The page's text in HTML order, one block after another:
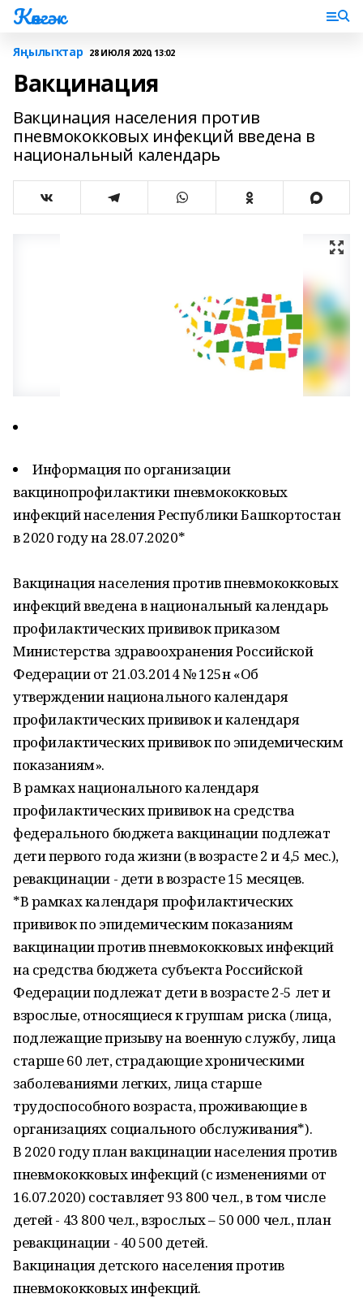
Көнгәк
Яңылыҡтар 28 ИЮЛЯ 2020, 13:02
Вакцинация
Вакцинация населения против
пневмококковых инфекций введена в
национальный календарь
Информация по организации
вакцинопрофилактики пневмококковых
инфекций населения Республики Башкортостан
в 2020 году на 28.07.2020*
Вакцинация населения против пневмококковых
инфекций введена в национальный календарь
профилактических прививок приказом
Министерства здравоохранения Российской
Федерации от 21.03.2014 № 125н «Об
утверждении национального календаря
профилактических прививок и календаря
профилактических прививок по эпидемическим
показаниям».
В рамках национального календаря
профилактических прививок на средства
федерального бюджета вакцинации подлежат
дети первого года жизни (в возрасте 2 и 4,5 мес.),
ревакцинации - дети в возрасте 15 месяцев.
*В рамках календаря профилактических
прививок по эпидемическим показаниям
вакцинации против пневмококковых инфекций
на средства бюджета субъекта Российской
Федерации подлежат дети в возрасте 2-5 лет и
взрослые, относящиеся к группам риска (лица,
подлежащие призыву на военную службу, лица
старше 60 лет, страдающие хроническими
заболеваниями легких, лица старше
трудоспособного возраста, проживающие в
организациях социального обслуживания*).
В 2020 году план вакцинации населения против
пневмококковых инфекций (с изменениями от
16.07.2020) составляет 93 800 чел., в том числе
детей - 43 800 чел., взрослых – 50 000 чел., план
ревакцинации - 40 500 детей.
Вакцинация детского населения против
пневмококковых инфекций.